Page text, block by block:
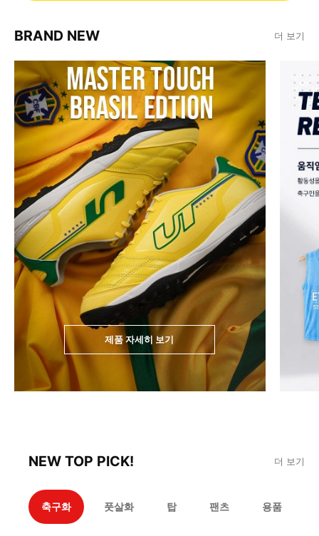
BRAND NEW 더 보기
제품 자세히 보기
NEW TOP PICK! 더 보기
축구화 풋살화 탑 팬츠 용품